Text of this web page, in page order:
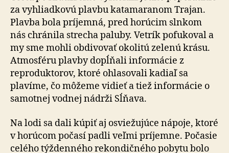
za vyhliadkovú plavbu katamaranom Trajan.
Plavba bola príjemná, pred horúcim slnkom
nás chránila strecha paluby. Vetrík pofukoval a
my sme mohli obdivovať okolitú zelenú krásu.
Atmosféru plavby dopĺňali in­for­má­cie z
reproduktorov, ktoré ohlasovali kadiaľ sa
plavíme, čo môžeme vidieť a tiež informácie o
samotnej vodnej nádrži Sĺňava.
Na lodi sa dali kúpiť aj osviežujúce nápoje, ktoré
v ho­rú­com počasí padli veľmi príjemne. Počasie
celého týž­den­né­ho rekondičného pobytu bolo